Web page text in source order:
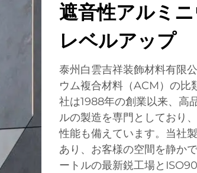
遮音性アルミ
レベルアップ
泰州白雲吉祥装飾材料有限
ウム複合材料（ACM）の比
社は1988年の創業以来、高
ルの製造を専門としており
性能も備えています。当社
あり、お客様の空間を静か
ートルの最新鋭工場と